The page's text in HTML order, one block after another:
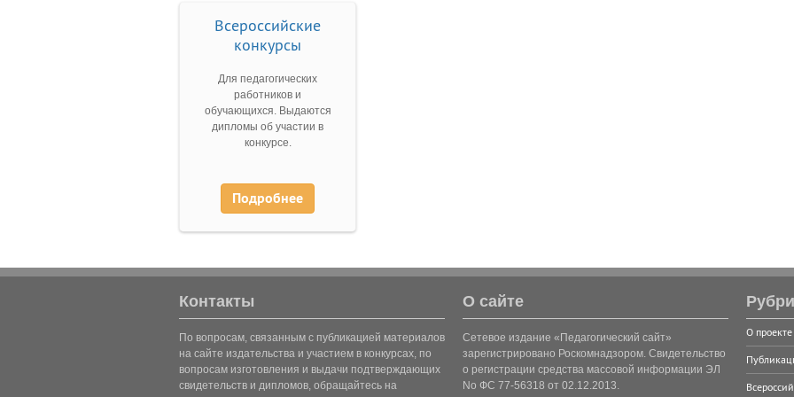
Всероссийские
конкурсы
Для педагогических
работников и
обучающихся. Выдаются
дипломы об участии в
конкурсе.
Подробнее
Контакты
По вопросам, связанным с публикацией материалов
на сайте издательства и участием в конкурсах, по
вопросам изготовления и выдачи подтверждающих
свидетельств и дипломов, обращайтесь на
О сайте
Сетевое издание «Педагогический сайт»
зарегистрировано Роскомнадзором. Свидетельство
о регистрации средства массовой информации ЭЛ
No ФС 77-56318 от 02.12.2013.
О проекте